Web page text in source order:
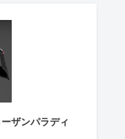
ザンパラディ